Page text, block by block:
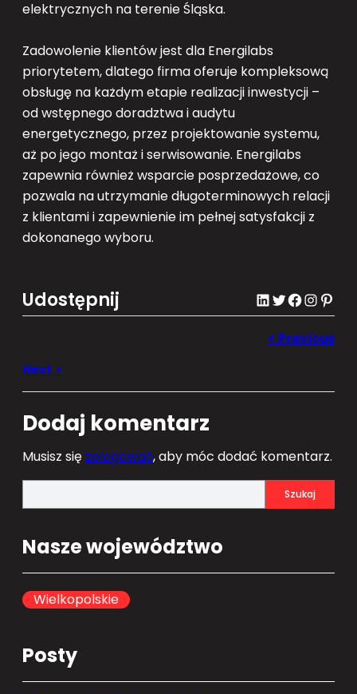
elektrycznych na terenie Śląska.
Zadowolenie klientów jest dla Energilabs
priorytetem, dlatego firma oferuje kompleksową
obsługę na każdym etapie realizacji inwestycji –
od wstępnego doradztwa i audytu
energetycznego, przez projektowanie systemu,
aż po jego montaż i serwisowanie. Energilabs
zapewnia również wsparcie posprzedażowe, co
pozwala na utrzymanie długoterminowych relacji
z klientami i zapewnienie im pełnej satysfakcji z
dokonanego wyboru.
Udostępnij LinkedIn Twitter Facebook Instagram Pinterest
Dodaj komentarz
Musisz się zalogować, aby móc dodać komentarz.
e
r
c
h
Szukaj
Nasze województwo
Wielkopolskie
Posty